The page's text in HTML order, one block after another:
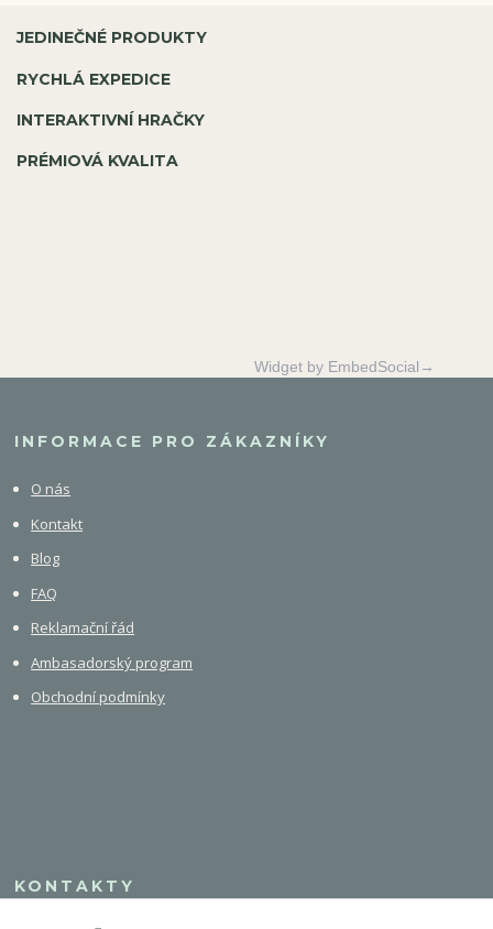
JEDINEČNÉ PRODUKTY
RYCHLÁ EXPEDICE
INTERAKTIVNÍ HRAČKY
PRÉMIOVÁ KVALITA
Widget by EmbedSocial→
INFORMACE PRO ZÁKAZNÍKY
O nás
Kontakt
Blog
FAQ
Reklamační řád
Ambasadorský program
Obchodní podmínky
KONTAKTY